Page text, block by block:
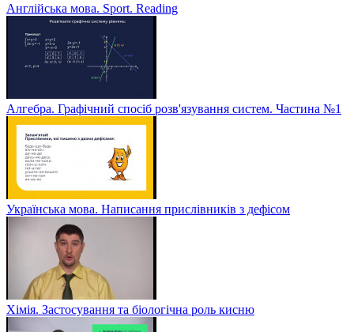
Англійська мова. Sport. Reading
Алгебра. Графічний спосіб розв'язування систем. Частина №1
Українська мова. Написання прислівників з дефісом
Хімія. Застосування та біологічна роль кисню